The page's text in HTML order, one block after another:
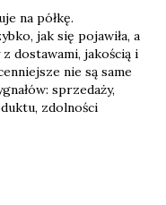
na półkę.
jak się pojawiła, a
dostawami, jakością i
nie są same
sprzedaży,
zdolności